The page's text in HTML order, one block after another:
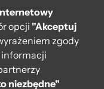
opcji "Akceptuj
zgody
informacji
niezbędne"